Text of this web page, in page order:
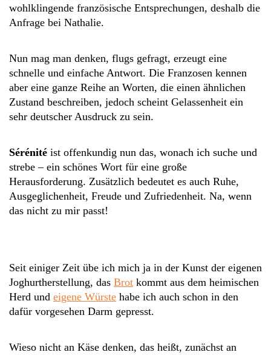
wohlklingende französische Entsprechungen, deshalb die
Anfrage bei Nathalie.
Nun mag man denken, flugs gefragt, erzeugt eine
schnelle und einfache Antwort. Die Franzosen kennen
aber eine ganze Reihe an Worten, die einen ähnlichen
Zustand beschreiben, jedoch scheint Gelassenheit ein
sehr deutscher Ausdruck zu sein.
Sérénité ist offenkundig nun das, wonach ich suche und
strebe – ein schönes Wort für eine große
Herausforderung. Zusätzlich bedeutet es auch Ruhe,
Ausgeglichenheit, Freude und Zufriedenheit. Na, wenn
das nicht zu mir passt!
Seit einiger Zeit übe ich mich ja in der Kunst der eigenen
Joghurtherstellung, das Brot kommt aus dem heimischen
Herd und eigene Würste habe ich auch schon in den
dafür vorgesehen Darm gepresst.
Wieso nicht an Käse denken, das heißt, zunächst an